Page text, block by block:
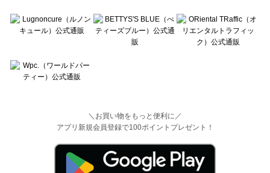
＼お買い物をもっと便利に／
アプリ新規会員登録で100ポイントプレゼント！